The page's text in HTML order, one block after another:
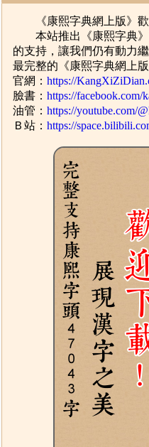
《康熙字典網上版》歡
本站推出《康熙字典》
的支持，讓我們仍有動力
最完整的《康熙字典網上版
官網：https://
臉書：https://facebook.com/
油管：https://youtube.com/
Ｂ站：https://